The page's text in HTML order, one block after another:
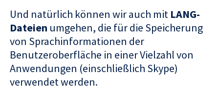
Und natürlich können wir auch mit LANG-
Dateien umgehen, die für die Speicherung
von Sprachinformationen der
Benutzeroberfläche in einer Vielzahl von
Anwendungen (einschließlich Skype)
verwendet werden.